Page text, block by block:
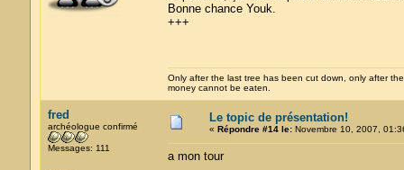
Bonne chance Youk.
+++
Only after the last tree has been cut down, only after
money cannot be eaten.
fred
archéologue confirmé
Messages: 111
Le topic de présentation!
« Répondre #14 le:Novembre 10, 2007,
a mon tour